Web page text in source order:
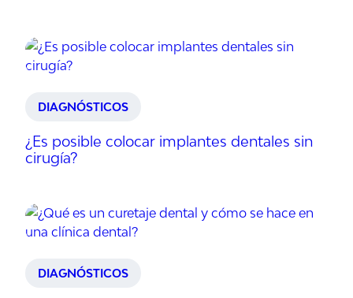
DIAGNÓSTICOS
¿Es posible colocar implantes dentales sin
cirugía?
DIAGNÓSTICOS